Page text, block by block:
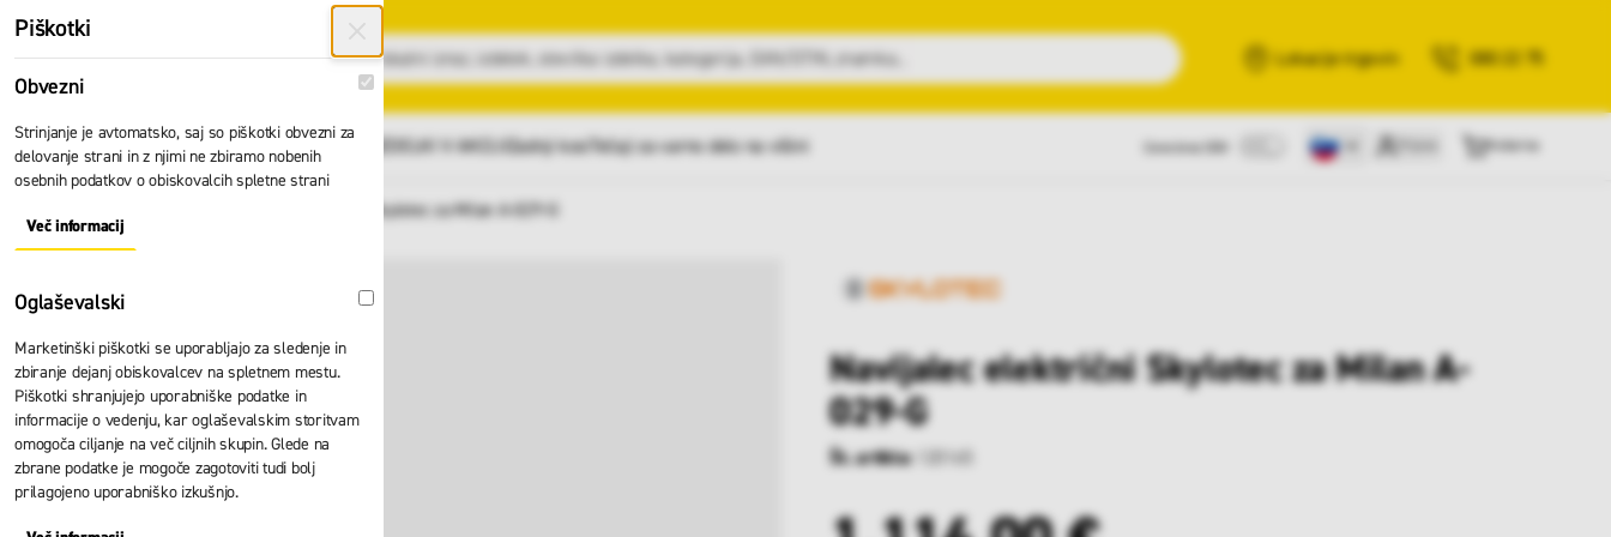
Preskoči na vsebino
Išči
Lokacije trgovin 080 22 75
GLAVNI MENI Vsi izdelki IZDELKI V AKCIJIZadnji kosiTečaji za varno delo na višini
Navijalec električni Skylotec za Milan A-029-G
Navijalec električni Skylotec za Milan A-
029-G
Št. artikla:
Piškotki
Obvezni Obvezni
Strinjanje je avtomatsko, saj so piškotki obvezni za
delovanje strani in z njimi ne zbiramo nobenih
osebnih podatkov o obiskovalcih spletne strani
Več informacijAbout "Obvezni" Cookie Group
Oglaševalski Oglaševalski
Marketinški piškotki se uporabljajo za sledenje in
zbiranje dejanj obiskovalcev na spletnem mestu.
Piškotki shranjujejo uporabniške podatke in
informacije o vedenju, kar oglaševalskim storitvam
omogoča ciljanje na več ciljnih skupin. Glede na
zbrane podatke je mogoče zagotoviti tudi bolj
prilagojeno uporabniško izkušnjo.